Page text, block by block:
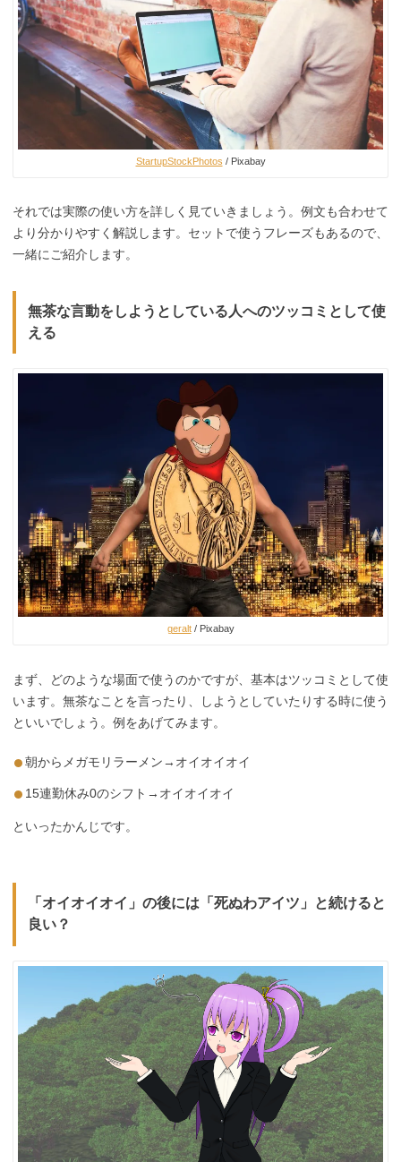
StartupStockPhotos / Pixabay
それでは実際の使い方を詳しく見ていきましょう。例文も合わせて
より分かりやすく解説します。セットで使うフレーズもあるので、
一緒にご紹介します。
無茶な言動をしようとしている人へのツッコミとして使
える
geralt/ Pixabay
まず、どのような場面で使うのかですが、基本はツッコミとして使
います。無茶なことを言ったり、しようとしていたりする時に使う
といいでしょう。例をあげてみます。
朝からメガモリラーメン→オイオイオイ
15連勤休み0のシフト→オイオイオイ
といったかんじです。
「オイオイオイ」の後には「死ぬわアイツ」と続けると
良い？